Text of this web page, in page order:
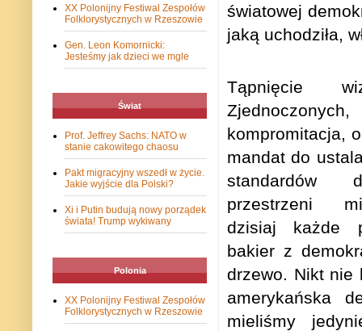
światowej
jaką uchodziła,
Tąpnięcie
kompromitacja,
mandat do
standardów
przestrzeni
dzisiaj każde
bakier z
drzewo. Nikt nie
amerykańska
mieliśmy
XX Polonijny Festiwal Zespołów
Folklorystycznych w Rzeszowie
Gen. Leon Komornicki:
Jesteśmy jak dzieci we mgle
Świat
Prof. Jeffrey Sachs: NATO w
stanie cakowitego chaosu
Pakt migracyjny wszedł w życie.
Jakie wyjście dla Polski?
Xi i Putin budują nowy porządek
świata! Trump wykiwany
Polonia
XX Polonijny Festiwal Zespołów
Folklorystycznych w Rzeszowie